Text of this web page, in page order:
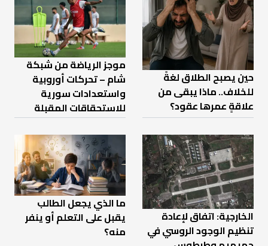
حين يصبح الطلاق لغةً
للخلاف.. ماذا يبقى من
علاقةٍ عمرها عقود؟
موجز الرياضة من شبكة
شام – تحركات أوروبية
واستعدادات سورية
للاستحقاقات المقبلة
الخارجية: اتفاق لإعادة
تنظيم الوجود الروسي في
ما الذي يجعل الطالب
يقبل على التعلم أو ينفر
منه؟